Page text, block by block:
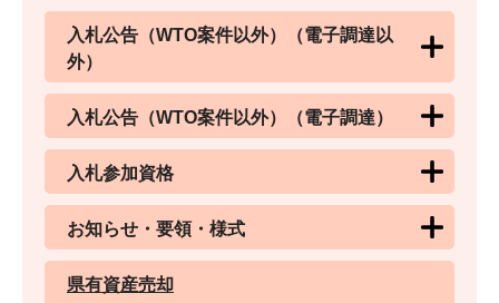
入札公告（WTO案件以外）（電子調達以
外）
入札公告（WTO案件以外）（電子調達）
入札参加資格
お知らせ・要領・様式
県有資産売却